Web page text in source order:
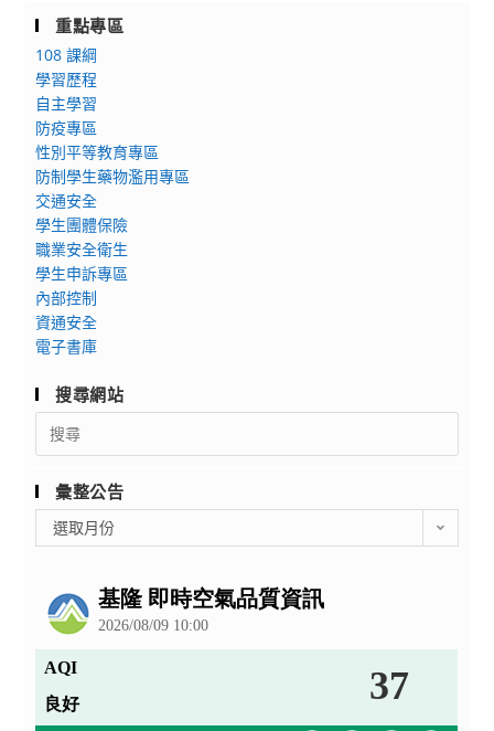
重點專區
108 課綱
學習歷程
自主學習
防疫專區
性別平等教育專區
防制學生藥物濫用專區
交通安全
學生團體保險
職業安全衛生
學生申訴專區
內部控制
資通安全
電子書庫
搜尋網站
Search
for:
彙整公告
整
選取月份